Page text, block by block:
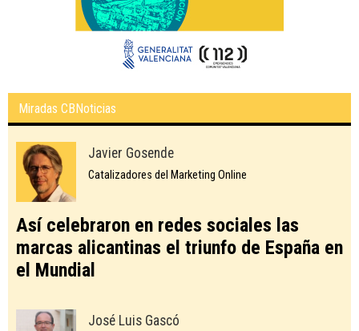
Miradas CBNoticias
Javier Gosende
Catalizadores del Marketing Online
Así celebraron en redes sociales las
marcas alicantinas el triunfo de España en
el Mundial
José Luis Gascó